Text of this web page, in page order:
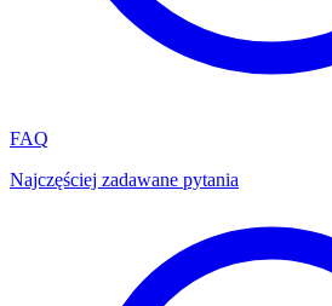
FAQ
Najczęściej zadawane pytania